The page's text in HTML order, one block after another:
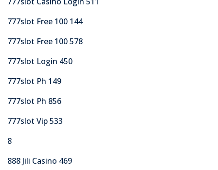
777slot Free 100 144
777slot Free 100 578
777slot Login 450
777slot Ph 149
777slot Ph 856
777slot Vip 533
8
888 Jili Casino 469